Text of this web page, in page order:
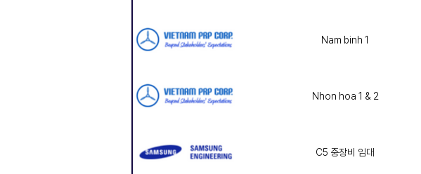
Nam binh 1
Nhon hoa 1 & 2
C5 중장비 임대